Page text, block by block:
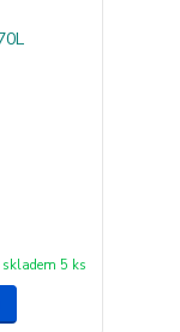
skladem 5 ks